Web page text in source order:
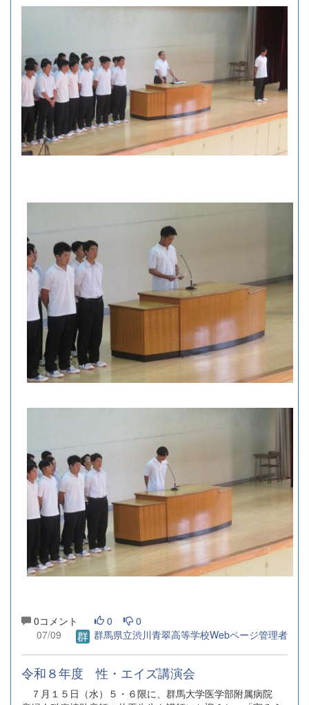
0コメント 0
0
07/09
群馬県立渋川青翠高等学校Webページ管理者
令和８年度 性・エイズ講演会
７月１５日（水）５・６限に、群馬大学医学部附属病院